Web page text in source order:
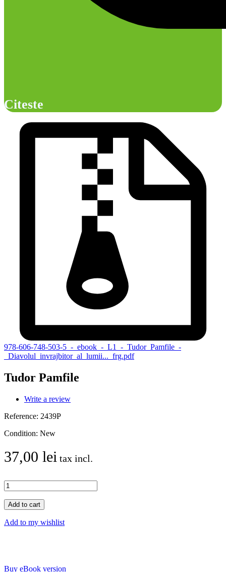
Citeste
978-606-748-503-5_-_ebook_-_L1_-_Tudor_Pamfile_-
_Diavolul_invrajbitor_al_lumii..._frg.pdf
Tudor Pamfile
Write a review
Reference: 2439P
Condition: New
37,00 lei tax incl.
Add to cart
Add to my wishlist
Buy eBook version